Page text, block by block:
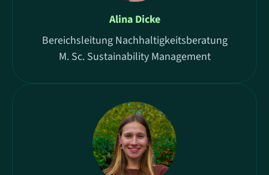
Alina Dicke
Bereichsleitung Nachhaltigkeitsberatung
M. Sc. Sustainability Management